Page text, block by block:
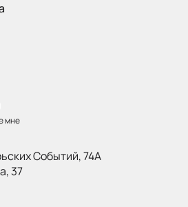
мне
Событий, 74А
37